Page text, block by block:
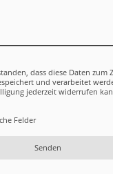
dass diese Daten zum
und verarbeitet
jederzeit widerrufen
Felder
Senden